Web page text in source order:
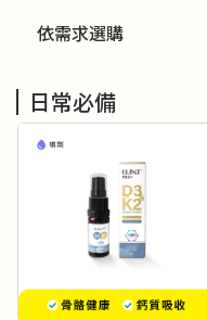
依需求選購
日常必備